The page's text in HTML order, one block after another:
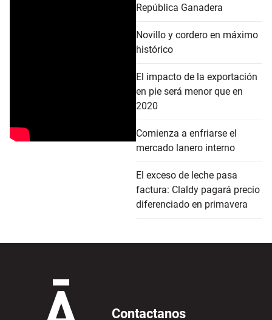
República Ganadera
Novillo y cordero en máximo
histórico
El impacto de la exportación
en pie será menor que en
2020
Comienza a enfriarse el
mercado lanero interno
El exceso de leche pasa
factura: Claldy pagará precio
diferenciado en primavera
Contactanos